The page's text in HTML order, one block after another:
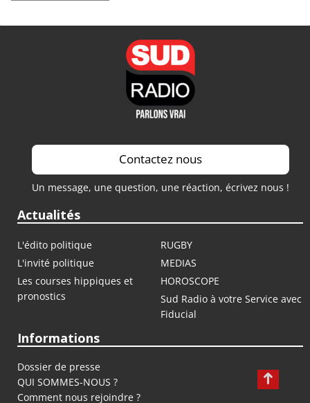
Contactez nous
Un message, une question, une réaction, écrivez nous !
Actualités
L'édito politique
RUGBY
L'invité politique
MEDIAS
Les courses hippiques et
pronostics
HOROSCOPE
Sud Radio à votre Service avec
Fiducial
Informations
Dossier de presse
QUI SOMMES-NOUS ?
Comment nous rejoindre ?